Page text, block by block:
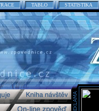
TABLO STATISTIKA